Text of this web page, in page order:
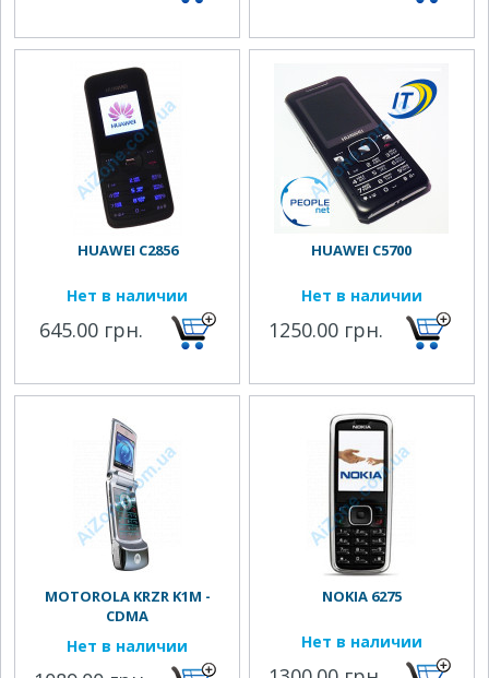
HUAWEI C2856
Нет в наличии
645.00 грн.
HUAWEI C5700
Нет в наличии
1250.00 грн.
MOTOROLA KRZR K1M -
CDMA
Нет в наличии
NOKIA 6275
Нет в наличии